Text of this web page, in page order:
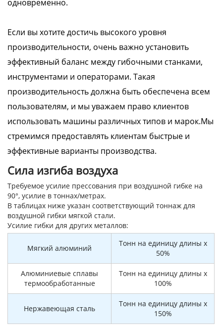
одновременно.
Если вы хотите достичь высокого уровня
производительности, очень важно установить
эффективный баланс между гибочными станками,
инструментами и операторами. Такая
производительность должна быть обеспечена всем
пользователям, и мы уважаем право клиентов
использовать машины различных типов и марок.Мы
стремимся предоставлять клиентам быстрые и
эффективные варианты производства.
Сила изгиба воздуха
Требуемое усилие прессования при воздушной гибке на
90°, усилие в тоннах/метрах.
В таблицах ниже указан соответствующий тоннаж для
воздушной гибки мягкой стали.
Усилие гибки для других металлов:
Мягкий алюминий
Тонн на единицу длины x
50%
Алюминиевые сплавы
термообработанные
Тонн на единицу длины x
100%
Нержавеющая сталь
Тонн на единицу длины x
150%